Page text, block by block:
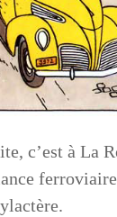
c’est à La